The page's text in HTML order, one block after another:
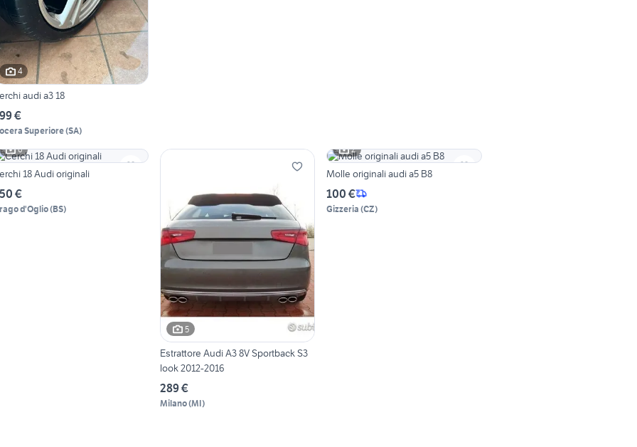
4
audi a3 18
€
Superiore(SA)
6
18 Audi originali
€
d'Oglio(BS)
5
Estrattore Audi A3 8V Sportback S3
look 2012-2016
289 €
Milano(MI)
2
Molle originali audi a5 B8
100 €
Gizzeria (CZ)